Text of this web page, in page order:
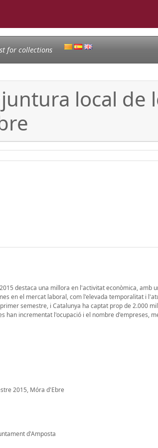
for collections
local de
destaca una millora en l'activitat econòmica, amb
en el mercat laboral, com l'elevada temporalitat i
semestre, i Catalunya ha captat prop de 2.000
han incrementat l'ocupació i el nombre d'empreses,
2015, Móra d'Ebre
d'Amposta